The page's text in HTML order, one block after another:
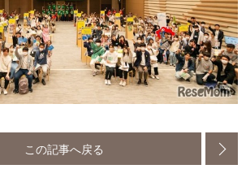
この記事へ戻る